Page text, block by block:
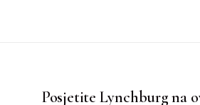
Posjetite Lynchburg na